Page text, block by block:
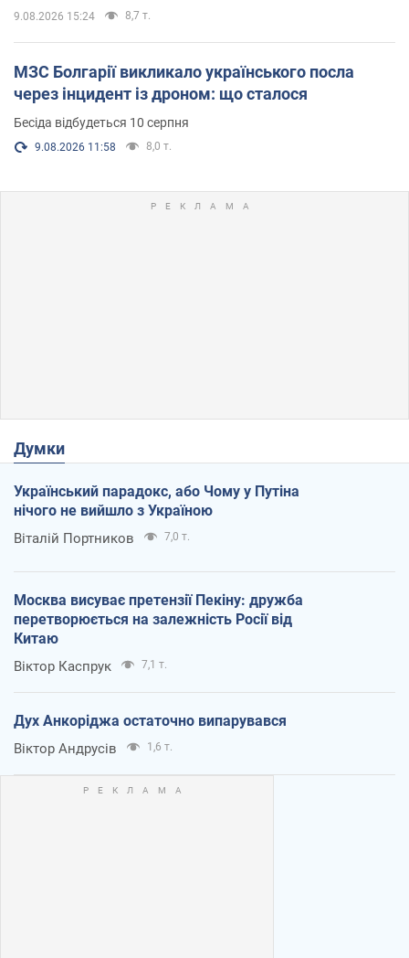
9.08.2026 15:24 8,7 т.
МЗС Болгарії викликало українського посла
через інцидент із дроном: що сталося
Бесіда відбудеться 10 серпня
9.08.2026 11:58 8,0 т.
Думки
Український парадокс, або Чому у Путіна
нічого не вийшло з Україною
Віталій Портников 7,0 т.
Москва висуває претензії Пекіну: дружба
перетворюється на залежність Росії від
Китаю
Віктор Каспрук 7,1 т.
Дух Анкоріджа остаточно випарувався
Віктор Андрусів 1,6 т.